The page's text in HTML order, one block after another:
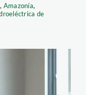
, Amazonía,
de